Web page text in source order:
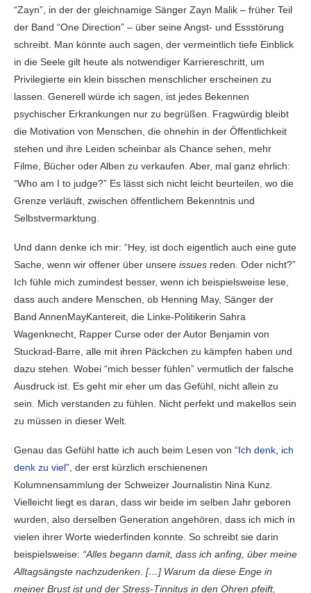
“Zayn”, in der der gleichnamige Sänger Zayn Malik – früher Teil
der Band “One Direction” – über seine Angst- und Essstörung
schreibt. Man könnte auch sagen, der vermeintlich tiefe Einblick
in die Seele gilt heute als notwendiger Karriereschritt, um
Privilegierte ein klein bisschen menschlicher erscheinen zu
lassen. Generell würde ich sagen, ist jedes Bekennen
psychischer Erkrankungen nur zu begrüßen. Fragwürdig bleibt
die Motivation von Menschen, die ohnehin in der Öffentlichkeit
stehen und ihre Leiden scheinbar als Chance sehen, mehr
Filme, Bücher oder Alben zu verkaufen. Aber, mal ganz ehrlich:
“Who am I to judge?” Es lässt sich nicht leicht beurteilen, wo die
Grenze verläuft, zwischen öffentlichem Bekenntnis und
Selbstvermarktung.
Und dann denke ich mir: “Hey, ist doch eigentlich auch eine gute
Sache, wenn wir offener über unsere issues reden. Oder nicht?”
Ich fühle mich zumindest besser, wenn ich beispielsweise lese,
dass auch andere Menschen, ob Henning May, Sänger der
Band AnnenMayKantereit, die Linke-Politikerin Sahra
Wagenknecht, Rapper Curse oder der Autor Benjamin von
Stuckrad-Barre, alle mit ihren Päckchen zu kämpfen haben und
dazu stehen. Wobei “mich besser fühlen” vermutlich der falsche
Ausdruck ist. Es geht mir eher um das Gefühl, nicht allein zu
sein. Mich verstanden zu fühlen. Nicht perfekt und makellos sein
zu müssen in dieser Welt.
Genau das Gefühl hatte ich auch beim Lesen von “Ich denk, ich
denk zu viel”, der erst kürzlich erschienenen
Kolumnensammlung der Schweizer Journalistin Nina Kunz.
Vielleicht liegt es daran, dass wir beide im selben Jahr geboren
wurden, also derselben Generation angehören, dass ich mich in
vielen ihrer Worte wiederfinden konnte. So schreibt sie darin
beispielsweise: “Alles begann damit, dass ich anfing, über meine
Alltagsängste nachzudenken. […] Warum da diese Enge in
meiner Brust ist und der Stress-Tinnitus in den Ohren pfeift,